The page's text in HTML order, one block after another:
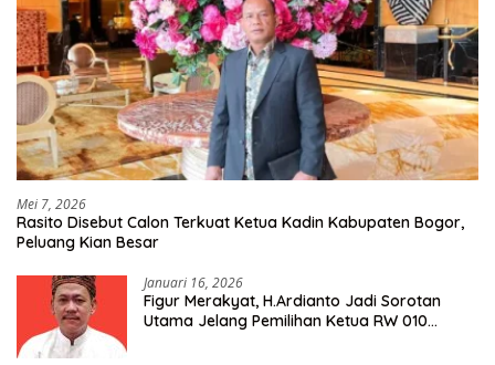
Mei 7, 2026
Rasito Disebut Calon Terkuat Ketua Kadin Kabupaten Bogor,
Peluang Kian Besar
Januari 16, 2026
Figur Merakyat, H.Ardianto Jadi Sorotan
Utama Jelang Pemilihan Ketua RW 010